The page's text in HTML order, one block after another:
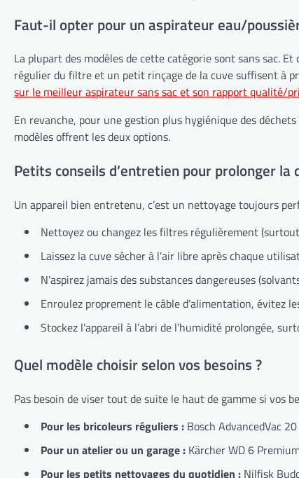
Faut-il opter pour un aspirateur eau/
La plupart des modèles de cette catégorie sont sans sac.
régulier du filtre et un petit rinçage de la cuve suffisent à
sur le meilleur aspirateur sans sac et son rapport qualité/
En revanche, pour une gestion plus hygiénique des
modèles offrent les deux options.
Petits conseils d’entretien pour prolonger la
Un appareil bien entretenu, c’est un nettoyage toujours
Nettoyez ou changez les filtres régulièrement
Laissez la cuve sécher à l’air libre après chaque
N’aspirez jamais des substances dangereuses
Enroulez proprement le câble d’alimentation, évitez
Stockez l’appareil à l’abri de l’humidité prolongée,
Quel modèle choisir selon vos besoins ?
Pas besoin de viser tout de suite le haut de gamme si vos
Pour les bricoleurs réguliers : Bosch AdvancedVac
Pour un atelier ou un garage : Kärcher WD 6
Pour les petits nettoyages du quotidien : Nilfisk